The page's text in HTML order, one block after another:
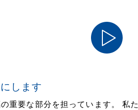
します
重要な部分を担っています。 私